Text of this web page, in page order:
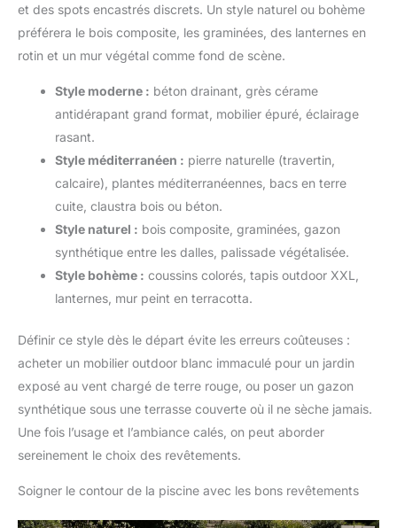
et des spots encastrés discrets. Un style naturel ou bohème
préférera le bois composite, les graminées, des lanternes en
rotin et un mur végétal comme fond de scène.
Style moderne : béton drainant, grès cérame
antidérapant grand format, mobilier épuré, éclairage
rasant.
Style méditerranéen : pierre naturelle (travertin,
calcaire), plantes méditerranéennes, bacs en terre
cuite, claustra bois ou béton.
Style naturel : bois composite, graminées, gazon
synthétique entre les dalles, palissade végétalisée.
Style bohème : coussins colorés, tapis outdoor XXL,
lanternes, mur peint en terracotta.
Définir ce style dès le départ évite les erreurs coûteuses :
acheter un mobilier outdoor blanc immaculé pour un jardin
exposé au vent chargé de terre rouge, ou poser un gazon
synthétique sous une terrasse couverte où il ne sèche jamais.
Une fois l’usage et l’ambiance calés, on peut aborder
sereinement le choix des revêtements.
Soigner le contour de la piscine avec les bons revêtements